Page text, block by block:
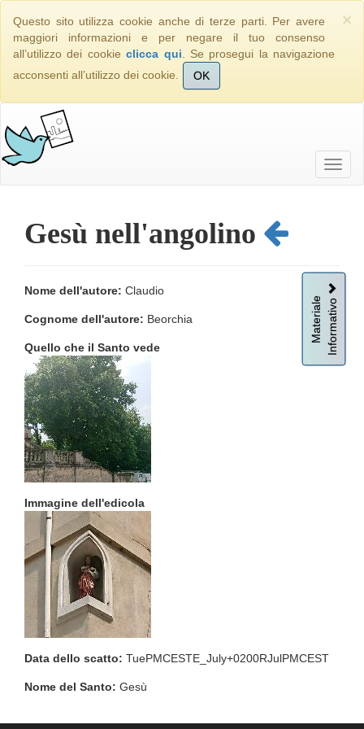
×
Questo sito utilizza cookie anche di terze parti. Per avere
maggiori informazioni e per negare il tuo consenso
all’utilizzo dei cookieclicca qui . Se prosegui la navigazione
acconsenti all’utilizzo dei cookie.
OK
Gesù nell'angolino
MaterialeInformativo
Nome dell'autore: Claudio
Cognome dell'autore: Beorchia
Quello che il Santo vede
Immagine dell'edicola
Data dello scatto: TuePMCESTE_July+0200RJulPMCEST
Nome del Santo: Gesù